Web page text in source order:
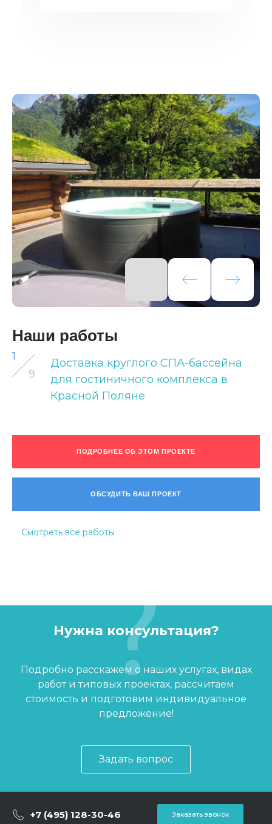
Наши работы
1
9
Доставка круглого СПА-бассейна
для гостиничного комплекса в
Красной Поляне
ПОДРОБНЕЕ ОБ ЭТОМ ПРОЕКТЕ
ОБСУДИТЬ ВАШ ПРОЕКТ
Смотреть все работы
Нужна консультация?
Подробно расскажем о наших услугах, видах
работ и типовых проектах, рассчитаем
стоимость и подготовим индивидуальное
предложение!
Задать вопрос
+7 (495) 128-30-46 Заказать звонок